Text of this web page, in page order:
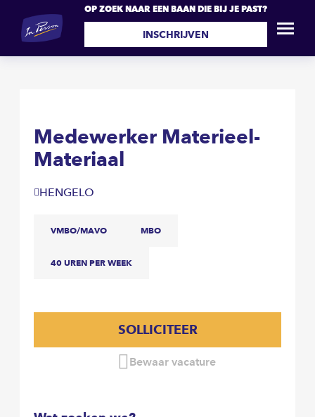
OP ZOEK NAAR EEN BAAN DIE BIJ JE PAST?
INSCHRIJVEN
Medewerker Materieel-
Materiaal
HENGELO
VMBO/MAVO MBO
40 UREN PER WEEK
SOLLICITEER
Bewaar vacature
Medewerker Materieel-
Materiaal
SOLLICITEER